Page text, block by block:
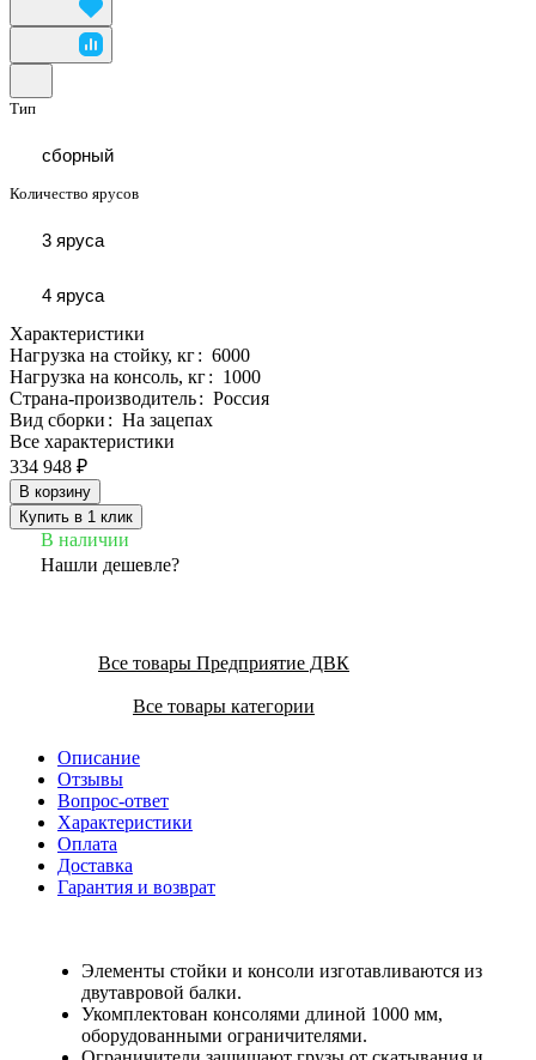
Тип
сборный
Количество ярусов
3 яруса
4 яруса
Характеристики
Нагрузка на стойку, кг: 6000
Нагрузка на консоль, кг: 1000
Страна-производитель: Россия
Вид сборки : На зацепах
Все характеристики
334 948 ₽
В корзину
Купить в 1 клик
В наличии
Нашли дешевле?
Все товары Предприятие ДВК
Все товары категории
Описание
Отзывы
Вопрос-ответ
Характеристики
Оплата
Доставка
Гарантия и возврат
Элементы стойки и консоли изготавливаются из
двутавровой балки.
Укомплектован консолями длиной 1000 мм,
оборудованными ограничителями.